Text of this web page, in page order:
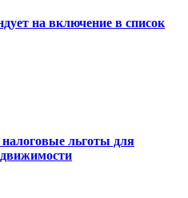
на включение в список
льготы для